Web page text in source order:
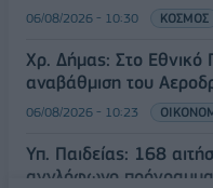
06/08/2026 - 10:30 ΚΟΣΜΟΣ
Χρ. Δήμας: Στο
αναβάθμιση του
06/08/2026 - 10:23
Υπ. Παιδείας: 168
αγγλόφωνο πρόγραμμα